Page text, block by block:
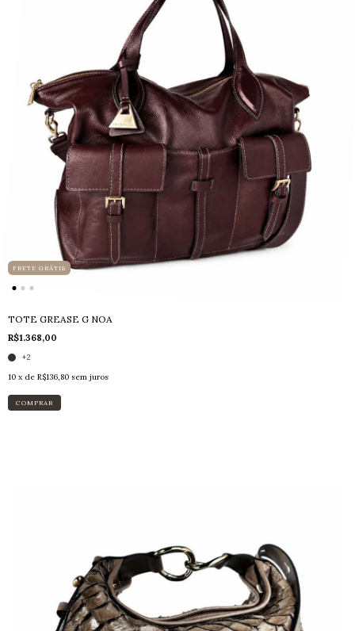
FRETE GRÁTIS
TOTE GREASE G NOA
R$1.368,00
+2
10 x de R$136,80 sem juros
COMPRAR